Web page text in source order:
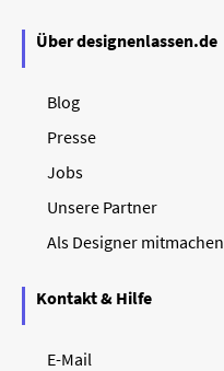
Über designenlassen.de
Blog
Presse
Jobs
Unsere Partner
Als Designer mitmachen
Kontakt & Hilfe
E-Mail